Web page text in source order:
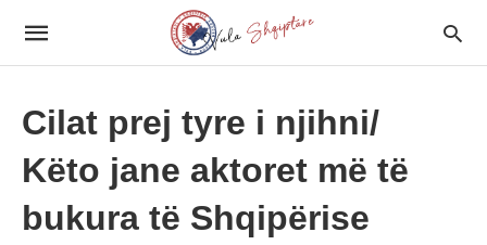
Cilat prej tyre i njihni/
Këto jane aktoret më të
bukura të Shqipërise